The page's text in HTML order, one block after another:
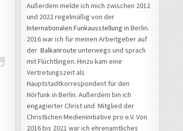
Außerdem melde ich mich zwischen 2012
und 2022 regelmäßig von der
Internationalen Funkausstellung in Berlin.
2016 war ich für meinen Arbeitgeber auf
der Balkanroute unterwegs und sprach
mit Flüchtlingen. Hinzu kam eine
Vertretungszeit als
Hauptstadtkorrespondent für den
Hörfunk in Berlin. Außerdem bin ich
engagierter Christ und Mitglied der
Christlichen Medieninitiative pro e.V. Von
2016 bis 2021 war ich ehrenamtliches